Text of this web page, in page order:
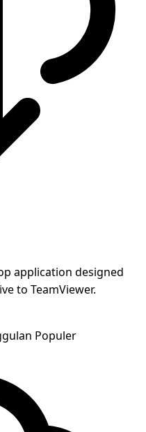
application designed
to TeamViewer.
Populer